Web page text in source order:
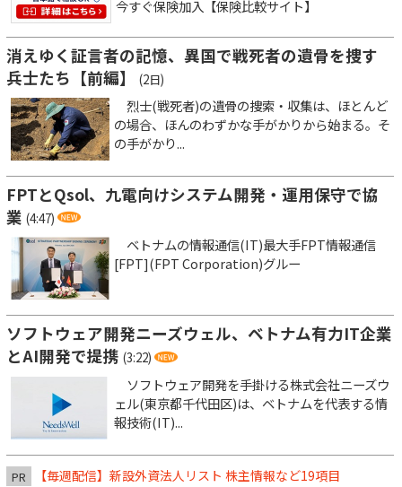
今すぐ保険加入【保険比較サイト】
消えゆく証言者の記憶、異国で戦死者の遺骨を捜す
兵士たち【前編】
(2日)
烈士(戦死者)の遺骨の捜索・収集は、ほとんど
の場合、ほんのわずかな手がかりから始まる。そ
の手がかり...
FPTとQsol、九電向けシステム開発・運用保守で協
業 (4:47)
ベトナムの情報通信(IT)最大手FPT情報通信
[FPT](FPT Corporation)グルー
ソフトウェア開発ニーズウェル、ベトナム有力IT企業
とAI開発で提携 (3:22)
ソフトウェア開発を手掛ける株式会社ニーズウ
ェル(東京都千代田区)は、ベトナムを代表する情
報技術(IT)...
PR 【毎週配信】新設外資法人リスト 株主情報など19項目